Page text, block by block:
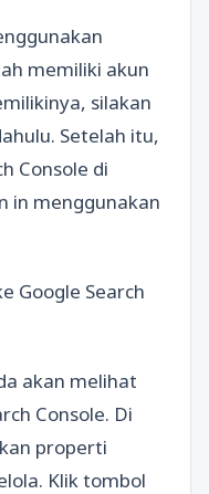
memiliki akun
silakan
Setelah itu,
Console di
in menggunakan
Google Search
akan melihat
Console. Di
properti
Klik tombol